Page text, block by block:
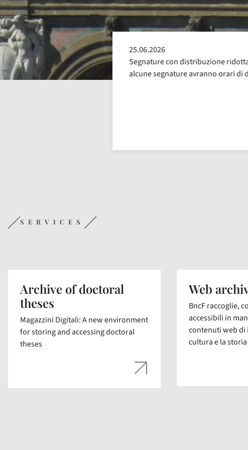
escluse dalla distribuzione.
fino a nuova comunicazione
25.06.2026
Segnature con distribuzione
alcune segnature avranno orari
SERVICES
Archive of doctoral
theses
Magazzini Digitali: A new environment
for storing and accessing doctoral
theses
Web
BncF raccoglie,
accessibili in
contenuti web di
cultura e la